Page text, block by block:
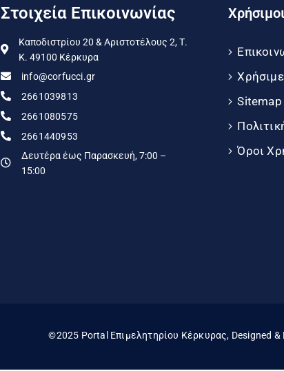
Στοιχεία Επικοινωνίας
Καποδιστρίου 20 & Αριστοτέλους 2, Τ.
Κ. 49100 Κέρκυρα
info@corfucci.gr
2661039813
2661080575
2661440953
Δευτέρα έως Παρασκευή, 7:00 –
15:00
Sitemap
Όροι
©2025 Portal Επιμελητηρίου Κέρκυρας, Designed &